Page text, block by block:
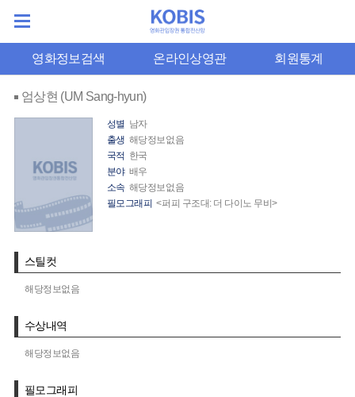
영화정보검색 온라인상영관 회원통계
엄상현 (UM Sang-hyun)
성별 남자
출생 해당정보없음
국적 한국
분야 배우
소속 해당정보없음
필모그래피 <퍼피 구조대: 더 다이노 무비>
스틸컷
해당정보없음
수상내역
해당정보없음
필모그래피